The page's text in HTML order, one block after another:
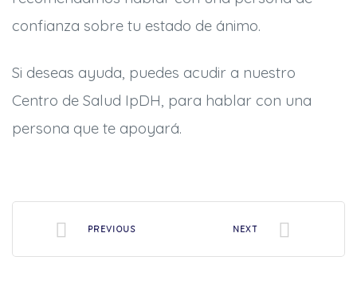
confianza sobre tu estado de ánimo.
Si deseas ayuda, puedes acudir a nuestro
Centro de Salud IpDH, para hablar con una
persona que te apoyará.
PREVIOUS NEXT